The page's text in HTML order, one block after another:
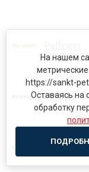
Runmax
Scania
На нашем
https://sankt-
Оставаясь на
обработку